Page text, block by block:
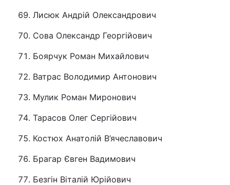
Лисюк Андрій Олександрович
Сова Олександр Георгійович
Боярчук Роман Михайлович
Ватрас Володимир Антонович
Мулик Роман Миронович
Тарасов Олег Сергійович
Костюх Анатолій В’ячеславович
Брагар Євген Вадимович
Безгін Віталій Юрійович